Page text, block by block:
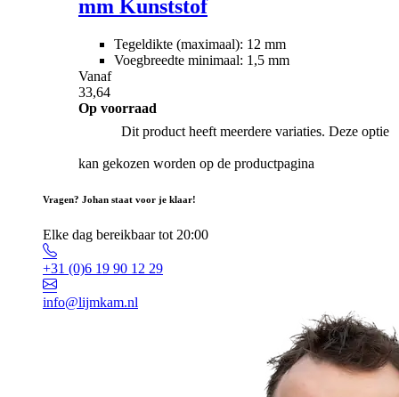
mm Kunststof
Tegeldikte (maximaal): 12 mm
Voegbreedte minimaal: 1,5 mm
Vanaf
33,64
Op voorraad
Dit product heeft meerdere variaties. Deze optie
kan gekozen worden op de productpagina
Vragen? Johan staat voor je klaar!
Elke dag bereikbaar tot 20:00
+31 (0)6 19 90 12 29
info@lijmkam.nl